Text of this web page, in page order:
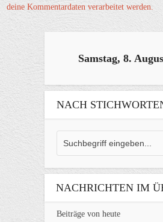
deine Kommentardaten verarbeitet werden.
Samstag, 8.
NACH
NACHRICHTEN IM
Beiträge von heute